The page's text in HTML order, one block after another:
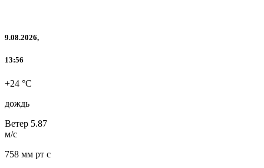
9.08.2026,
13:56
+24 °C
дождь
Ветер 5.87
м/с
758 мм рт с